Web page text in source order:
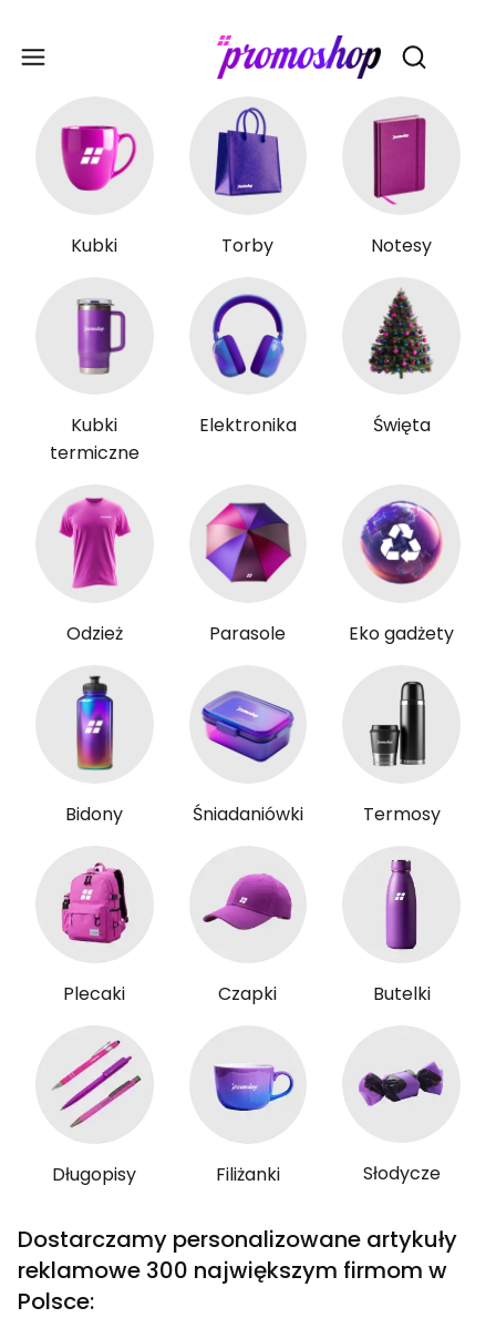
Otwórz
Kubki Torby Notesy
Kubki
termiczne
Elektronika Święta
Odzież Parasole Eko gadżety
Bidony Śniadaniówki Termosy
Plecaki Czapki Butelki
Długopisy Filiżanki Słodycze
Dostarczamy personalizowane artykuły
reklamowe 300 największym firmom w
Polsce: